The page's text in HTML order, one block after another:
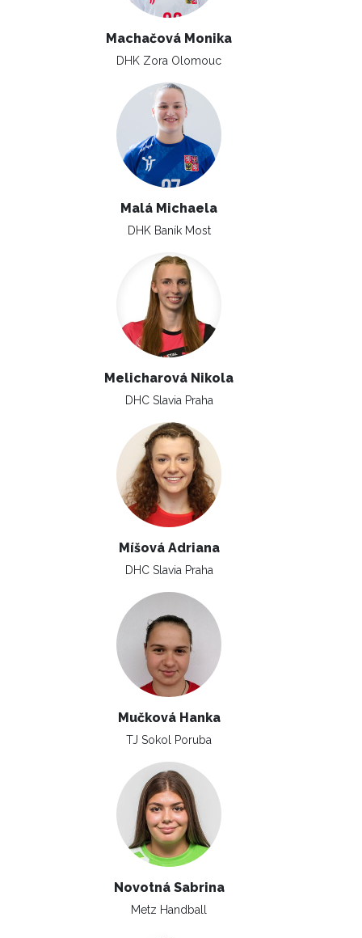
Machačová Monika
DHK Zora Olomouc
Malá Michaela
DHK Baník Most
Melicharová Nikola
DHC Slavia Praha
Míšová Adriana
DHC Slavia Praha
Mučková Hanka
TJ Sokol Poruba
Novotná Sabrina
Metz Handball